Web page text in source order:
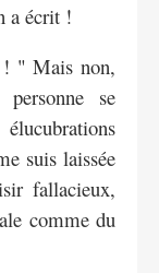
a écrit !
! " Mais non,
se
suis laissée
fallacieux,
comme du